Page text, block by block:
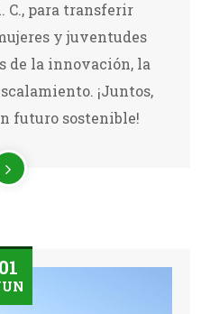
C., para transferir
y juventudes
de la innovación, la
¡Juntos,
futuro sostenible!
01